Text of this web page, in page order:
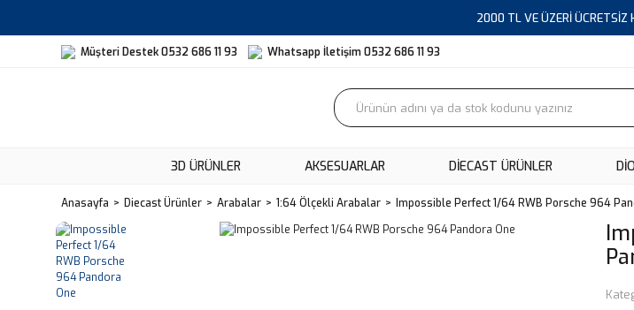
2000 TL VE ÜZERİ ÜCRETSİZ
Müşteri Destek 0532 686 11 93 Whatsapp İletişim 0532 686 11 93
3D ÜRÜNLER AKSESUARLAR DIECAST ÜRÜNLER
Anasayfa Diecast Ürünler Arabalar 1:64 Ölçekli Arabalar Impossible Perfect 1/64 RWB Porsche 964